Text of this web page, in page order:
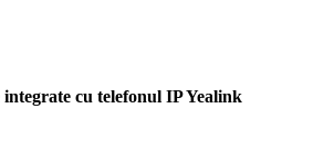
cu telefonul IP Yealink